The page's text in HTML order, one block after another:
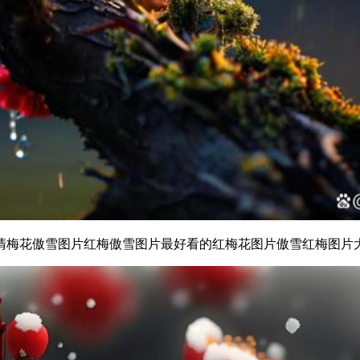
梅花傲雪图片红梅傲雪图片最好看的红梅花图片傲雪红梅图片